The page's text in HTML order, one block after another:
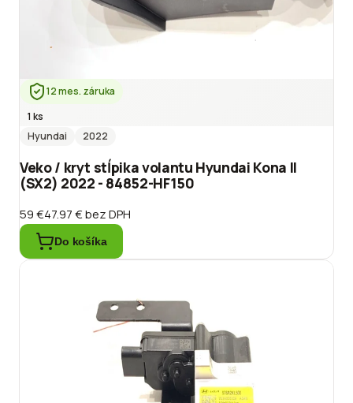
12 mes. záruka
1 ks
Hyundai
2022
Veko / kryt stĺpika volantu Hyundai Kona II
(SX2) 2022 - 84852-HF150
59 €47.97 €bez DPH
Do košíka